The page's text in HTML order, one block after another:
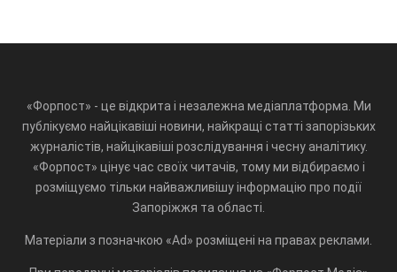
«Форпост» - це відкрита і незалежна медіаплатформа. Ми
публікуємо найцікавіші новини, найкращі статті запорізьких
журналістів, найцікавіші розслідування і чесну аналітику.
«Форпост» цінує час своїх читачів, тому ми відбираємо і
розміщуємо тільки найважливішу інформацію про події
Запоріжжя та області.
Матеріали з позначкою «Ad» розміщені на правах реклами.